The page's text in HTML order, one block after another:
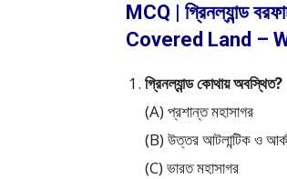
MCQ | গ্রিনল্যান্ড
Covered Land –
গ্রিনল্যান্ড কোথায় অবস্থিত?
(A) প্রশান্ত মহাসাগর
(B) উত্তর আটলান্টিক ও
(C) ভারত মহাসাগর